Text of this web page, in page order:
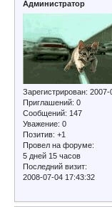
Администратор
Зарегистрирован: 2007-
Приглашений: 0
Сообщений: 147
Уважение: 0
Позитив: +1
Провел на форуме:
5 дней 15 часов
Последний визит:
2008-07-04 17:43:32